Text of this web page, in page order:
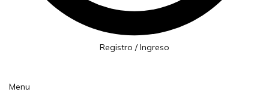
Registro / Ingreso
Menu